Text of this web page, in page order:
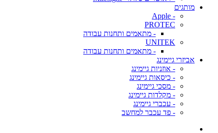
מותגים
- Apple
PROTEC
- מתאמים ותחנות עבודה
UNITEK
- מתאמים ותחנות עבודה
אביזרי גיימינג
- אוזניות גיימינג
- כיסאות גיימינג
- מסכי גיימינג
- מקלדות גיימינג
- עכברי גיימינג
- פד עכבר למחשב